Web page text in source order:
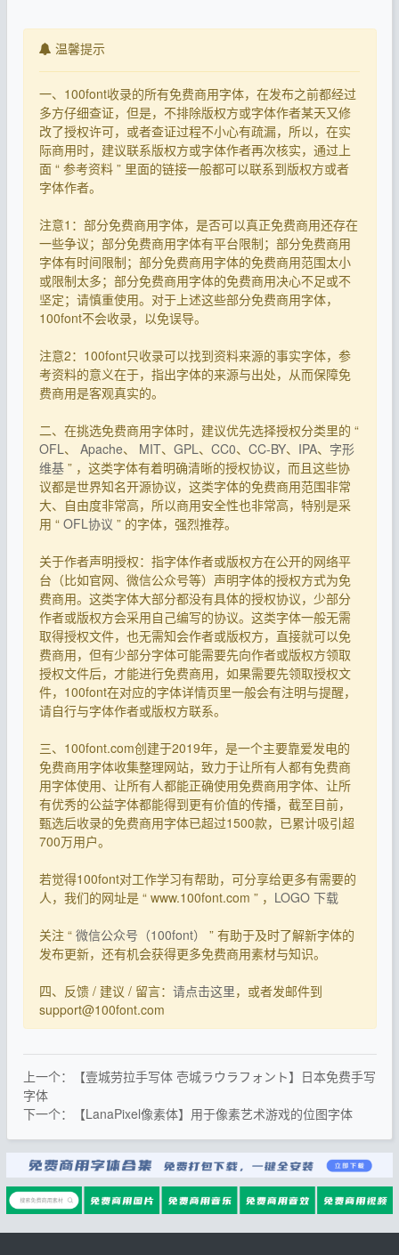
温馨提示
一、100font收录的所有免费商用字体，在发布之前都经过
多方仔细查证，但是，不排除版权方或字体作者某天又修
改了授权许可，或者查证过程不小心有疏漏，所以，在实
际商用时，建议联系版权方或字体作者再次核实，通过上
面 “ 参考资料 ” 里面的链接一般都可以联系到版权方或者
字体作者。
注意1：部分免费商用字体，是否可以真正免费商用还存在
一些争议；部分免费商用字体有平台限制；部分免费商用
字体有时间限制；部分免费商用字体的免费商用范围太小
或限制太多；部分免费商用字体的免费商用决心不足或不
坚定；请慎重使用。对于上述这些部分免费商用字体，
100font不会收录，以免误导。
注意2：100font只收录可以找到资料来源的事实字体，参
考资料的意义在于，指出字体的来源与出处，从而保障免
费商用是客观真实的。
二、在挑选免费商用字体时，建议优先选择授权分类里的 “
OFL 、 Apache、 MIT、 GPL 、 CC0、 CC-BY、 IPA、 字形
维基 ” ，这类字体有着明确清晰的授权协议，而且这些协
议都是世界知名开源协议，这类字体的免费商用范围非常
大、自由度非常高，所以商用安全性也非常高，特别是采
用 “ OFL协议 ” 的字体，强烈推荐。
关于作者声明授权：指字体作者或版权方在公开的网络平
台（比如官网、微信公众号等）声明字体的授权方式为免
费商用。这类字体大部分都没有具体的授权协议，少部分
作者或版权方会采用自己编写的协议。这类字体一般无需
取得授权文件，也无需知会作者或版权方，直接就可以免
费商用，但有少部分字体可能需要先向作者或版权方领取
授权文件后，才能进行免费商用，如果需要先领取授权文
件，100font在对应的字体详情页里一般会有注明与提醒，
请自行与字体作者或版权方联系。
三、100font.com创建于2019年，是一个主要靠爱发电的
免费商用字体收集整理网站，致力于让所有人都有免费商
用字体使用、让所有人都能正确使用免费商用字体、让所
有优秀的公益字体都能得到更有价值的传播，截至目前，
甄选后收录的免费商用字体已超过1500款，已累计吸引超
700万用户。
若觉得100font对工作学习有帮助，可分享给更多有需要的
人，我们的网址是 “ www.100font.com ” ， LOGO 下载
关注 “ 微信公众号（100font）
” 有助于及时了解新字体的
发布更新，还有机会获得更多免费商用素材与知识。
四、反馈 / 建议 / 留言： 请点击这里，或者发邮件到
support@100font.com
上一个：【壹城劳拉手写体 壱城ラウラフォント】日本免费手写
字体
下一个：【LanaPixel像素体】用于像素艺术游戏的位图字体